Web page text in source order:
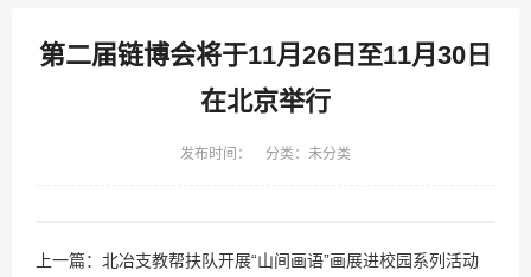
第二届链博会将于11月26日至11月30日
在北京举行
发布时间： 分类：未分类
上一篇： 北冶支教帮扶队开展“山间画语”画展进校园系列活动